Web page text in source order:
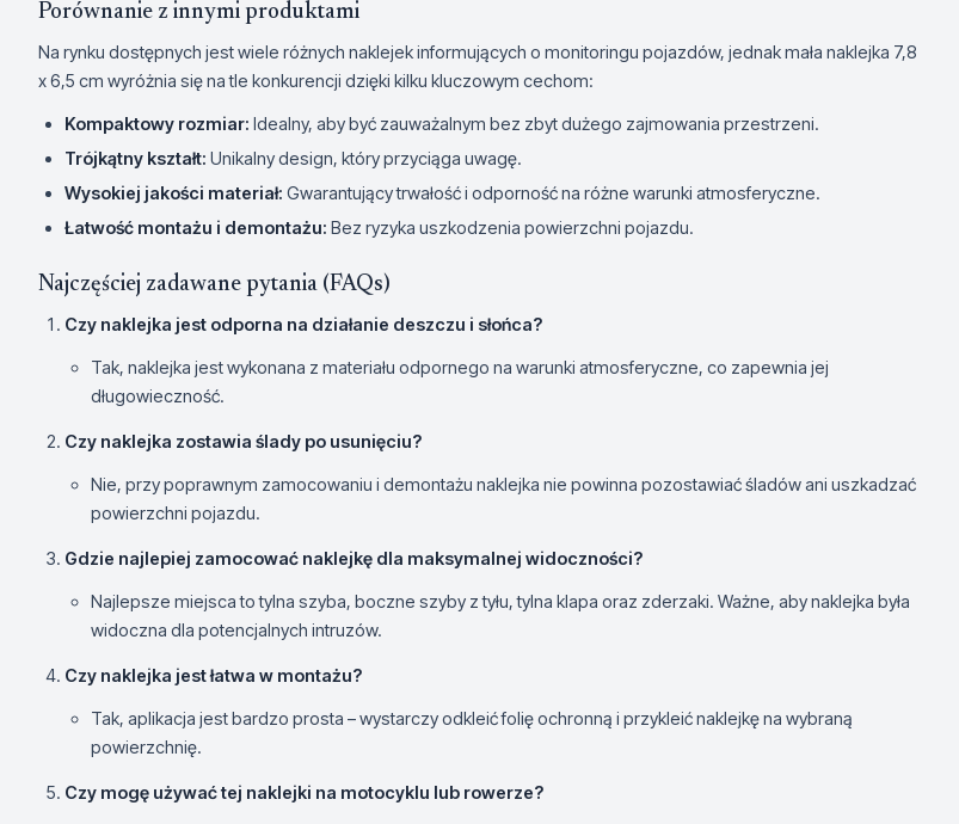
Porównanie z innymi produktami
Na rynku dostępnych jest wiele różnych naklejek informujących o monitoringu pojazdów, jednak mała naklejka 7,8
x 6,5 cm wyróżnia się na tle konkurencji dzięki kilku kluczowym cechom:
Kompaktowy rozmiar: Idealny, aby być zauważalnym bez zbyt dużego zajmowania przestrzeni.
Trójkątny kształt: Unikalny design, który przyciąga uwagę.
Wysokiej jakości materiał: Gwarantujący trwałość i odporność na różne warunki atmosferyczne.
Łatwość montażu i demontażu: Bez ryzyka uszkodzenia powierzchni pojazdu.
Najczęściej zadawane pytania (FAQs)
Czy naklejka jest odporna na działanie deszczu i słońca?
Tak, naklejka jest wykonana z materiału odpornego na warunki atmosferyczne, co zapewnia jej
długowieczność.
Czy naklejka zostawia ślady po usunięciu?
Nie, przy poprawnym zamocowaniu i demontażu naklejka nie powinna pozostawiać śladów ani uszkadzać
powierzchni pojazdu.
Gdzie najlepiej zamocować naklejkę dla maksymalnej widoczności?
Najlepsze miejsca to tylna szyba, boczne szyby z tyłu, tylna klapa oraz zderzaki. Ważne, aby naklejka była
widoczna dla potencjalnych intruzów.
Czy naklejka jest łatwa w montażu?
Tak, aplikacja jest bardzo prosta – wystarczy odkleić folię ochronną i przykleić naklejkę na wybraną
powierzchnię.
Czy mogę używać tej naklejki na motocyklu lub rowerze?